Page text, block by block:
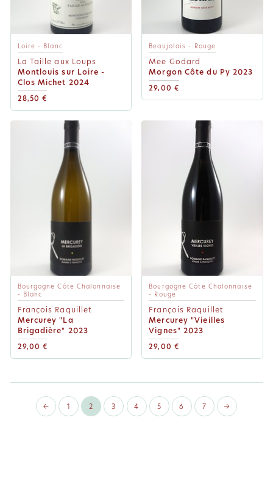
Loire - Blanc
La Taille aux Loups
Montlouis sur Loire -
Clos Michet 2024
28,50 €
Beaujolais - Rouge
Mee Godard
Morgon Côte du Py 2023
29,00 €
Bourgogne Côte Chalonnaise
- Blanc
François Raquillet
Mercurey "La
Brigadière" 2023
29,00 €
Bourgogne Côte Chalonnaise
- Rouge
François Raquillet
Mercurey "Vieilles
Vignes" 2023
29,00 €
← 1 2 3 4 5 6 7 →